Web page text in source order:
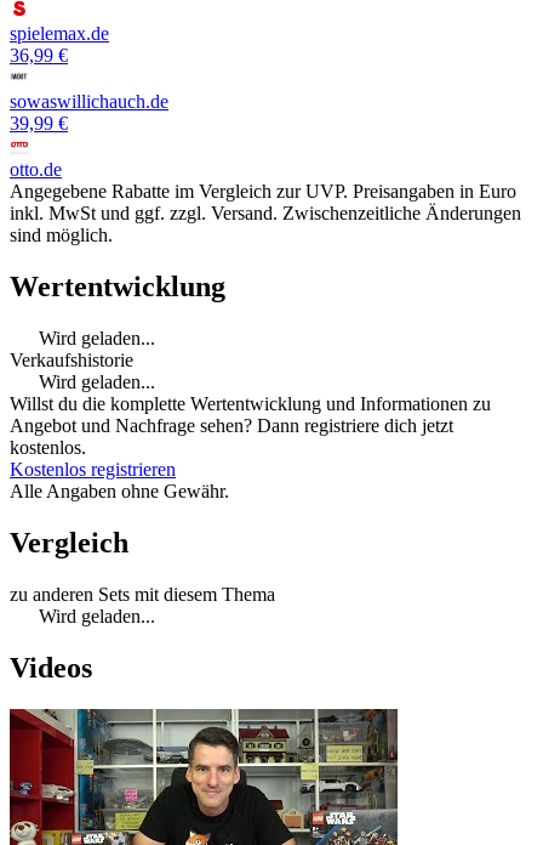
spielemax.de
36,99 €
sowaswillichauch.de
39,99 €
otto.de
Angegebene Rabatte im Vergleich zur UVP. Preisangaben in Euro
inkl. MwSt und ggf. zzgl. Versand. Zwischenzeitliche Änderungen
sind möglich.
Wertentwicklung
Wird geladen...
Verkaufshistorie
Wird geladen...
Willst du die komplette Wertentwicklung und Informationen zu
Angebot und Nachfrage sehen? Dann registriere dich jetzt
kostenlos.
Kostenlos registrieren
Alle Angaben ohne Gewähr.
Vergleich
zu anderen Sets mit diesem Thema
Wird geladen...
Videos